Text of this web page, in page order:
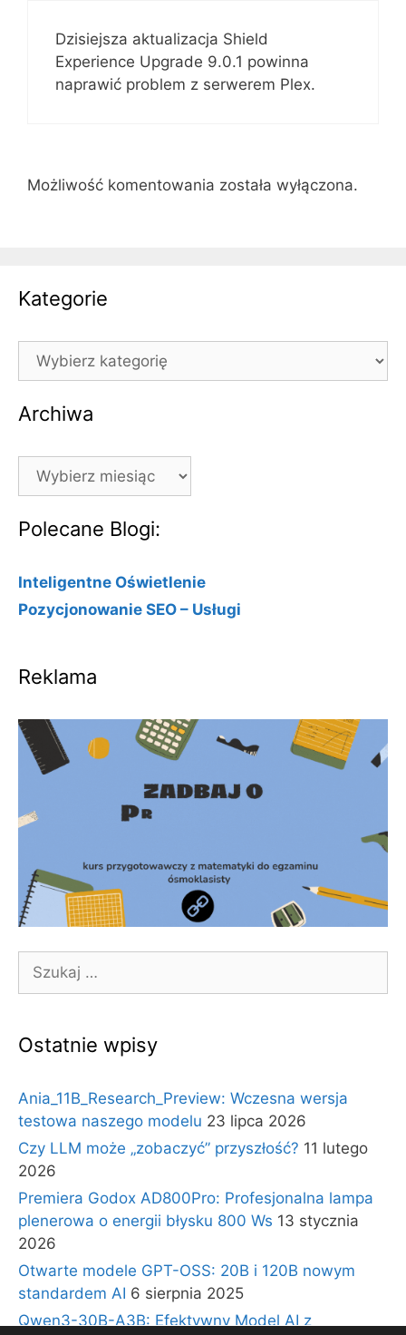
Dzisiejsza aktualizacja Shield
Experience Upgrade 9.0.1 powinna
naprawić problem z serwerem Plex.
Możliwość komentowania została wyłączona.
Kategorie
Kategorie
Archiwa
Archiwa
Polecane Blogi:
Inteligentne Oświetlenie
Pozycjonowanie SEO – Usługi
Reklama
Szukaj:
Ostatnie wpisy
Ania_11B_Research_Preview: Wczesna wersja
testowa naszego modelu 23 lipca 2026
Czy LLM może „zobaczyć” przyszłość? 11 lutego
2026
Premiera Godox AD800Pro: Profesjonalna lampa
plenerowa o energii błysku 800 Ws 13 stycznia
2026
Otwarte modele GPT-OSS: 20B i 120B nowym
standardem AI 6 sierpnia 2025
Qwen3-30B-A3B: Efektywny Model AI z